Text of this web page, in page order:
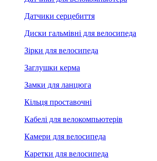
Датчики серцебиття
Диски гальмівні для велосипеда
Зірки для велосипеда
Заглушки керма
Замки для ланцюга
Кільця проставочні
Кабелі для велокомпьютерів
Камери для велосипеда
Каретки для велосипеда